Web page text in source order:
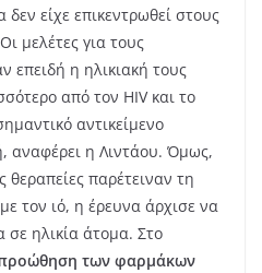
είχε επικεντρωθεί στους
μελέτες για τους
επειδή η ηλικιακή τους
από τον HIV και το
αντικείμενο
αναφέρει η Λιντάου. Όμως,
θεραπείες παρέτειναν τη
τον ιό, η έρευνα άρχισε να
σε ηλικία άτομα. Στο
των φαρμάκων